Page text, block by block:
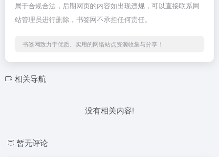
属于合规合法，后期网页的内容如出现违规，可以直接联系网
站管理员进行删除，书签网不承担任何责任。
书签网致力于优质、实用的网络站点资源收集与分享！
相关导航
没有相关内容!
暂无评论